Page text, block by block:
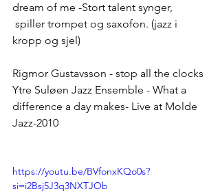
dream of me -Stort talent synger,
spiller trompet og saxofon. (jazz i
kropp og sjel)
Rigmor Gustavsson - stop all the clocks
Ytre Suløen Jazz Ensemble - What a
difference a day makes- Live at Molde
Jazz-2010
https://youtu.be/BVfonxKQo0s?
si=i2Bsj5J3q3NXTJOb